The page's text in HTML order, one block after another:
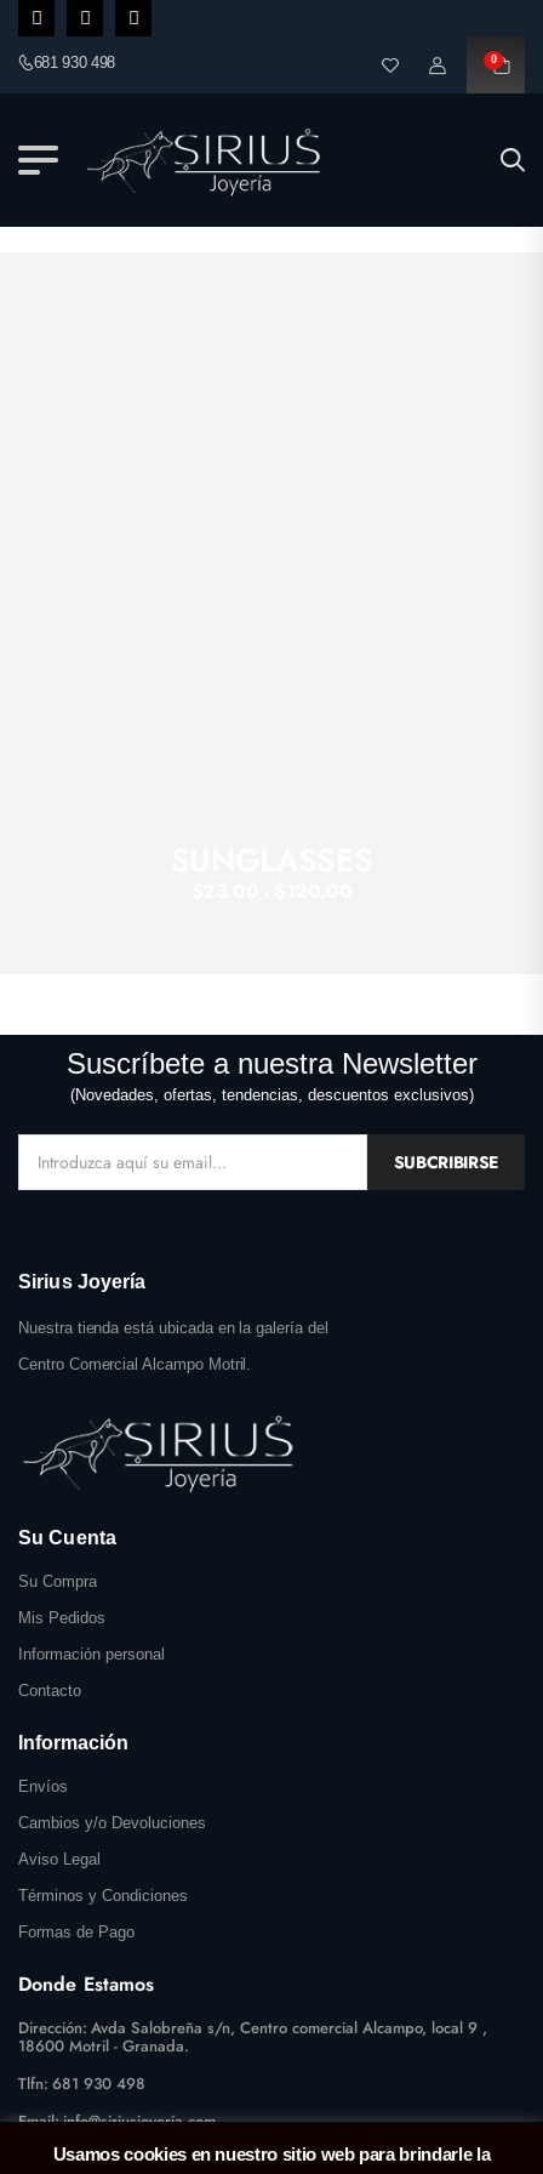
681 930 498 0
Suscríbete a nuestra Newsletter
(Novedades, ofertas, tendencias, descuentos exclusivos)
SUBCRIBIRSE
Sirius Joyería
Nuestra tienda está ubicada en la galería del
Centro Comercial Alcampo Motril.
Su Cuenta
Su Compra
Mis Pedidos
Información personal
Contacto
Información
Envíos
Cambios y/o Devoluciones
Aviso Legal
Términos y Condiciones
Formas de Pago
Donde Estamos
Tlfn: 681 930 498
Email:info@siriusjoyeria.com
Dirección: Avda Salobreña s/n, Centro comercial Alcampo, local 9 ,
18600 Motril - Granada.
Usamos cookies en nuestro sitio web para brindarle la